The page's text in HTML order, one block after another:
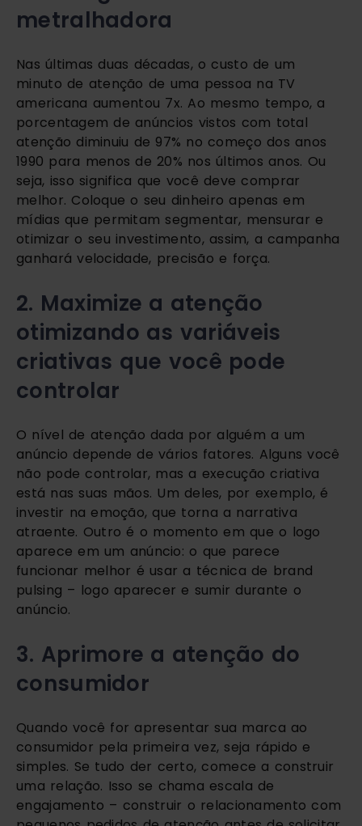
metralhadora
Nas últimas duas décadas, o custo de um
minuto de atenção de uma pessoa na TV
americana aumentou 7x. Ao mesmo tempo, a
porcentagem de anúncios vistos com total
atenção diminuiu de 97% no começo dos anos
1990 para menos de 20% nos últimos anos. Ou
seja, isso significa que você deve comprar
melhor. Coloque o seu dinheiro apenas em
mídias que permitam segmentar, mensurar e
otimizar o seu investimento, assim, a campanha
ganhará velocidade, precisão e força.
2. Maximize a atenção
otimizando as variáveis
criativas que você pode
controlar
O nível de atenção dada por alguém a um
anúncio depende de vários fatores. Alguns você
não pode controlar, mas a execução criativa
está nas suas mãos. Um deles, por exemplo, é
investir na emoção, que torna a narrativa
atraente. Outro é o momento em que o logo
aparece em um anúncio: o que parece
funcionar melhor é usar a técnica de brand
pulsing – logo aparecer e sumir durante o
anúncio.
3. Aprimore a atenção do
consumidor
Quando você for apresentar sua marca ao
consumidor pela primeira vez, seja rápido e
simples. Se tudo der certo, comece a construir
uma relação. Isso se chama escala de
engajamento – construir o relacionamento com